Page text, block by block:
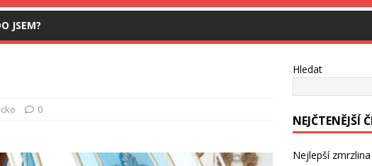
JSEM?
0
Hledat
NEJČTENĚJŠÍ
Nejlepší